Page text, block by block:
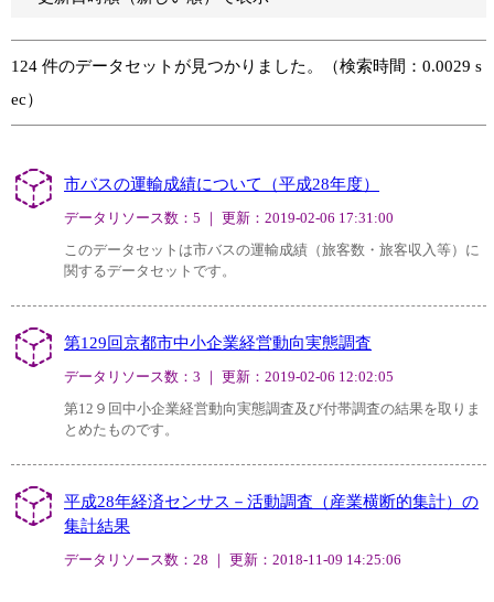
124 件のデータセットが見つかりました。（検索時間：0.0029 s
ec）
市バスの運輸成績について（平成28年度）
データリソース数：5 ｜ 更新：2019-02-06 17:31:00
このデータセットは市バスの運輸成績（旅客数・旅客収入等）に
関するデータセットです。
第129回京都市中小企業経営動向実態調査
データリソース数：3 ｜ 更新：2019-02-06 12:02:05
第12９回中小企業経営動向実態調査及び付帯調査の結果を取りま
とめたものです。
平成28年経済センサス－活動調査（産業横断的集計）の
集計結果
データリソース数：28 ｜ 更新：2018-11-09 14:25:06